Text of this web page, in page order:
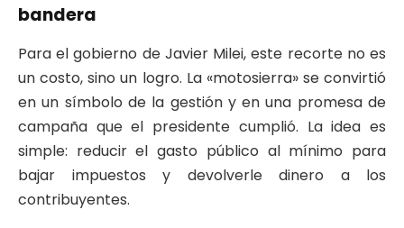
bandera
Para el gobierno de Javier Milei, este recorte no es
un costo, sino un logro. La «motosierra» se convirtió
en un símbolo de la gestión y en una promesa de
campaña que el presidente cumplió. La idea es
simple: reducir el gasto público al mínimo para
bajar impuestos y devolverle dinero a los
contribuyentes.